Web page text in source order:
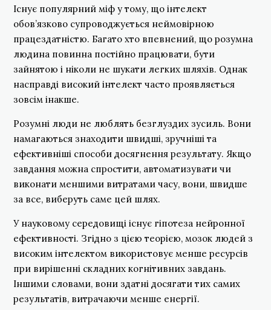
Існує популярний міф у тому, що інтелект
обов’язково супроводжується неймовірною
працездатністю. Багато хто впевнений, що розумна
людина повинна постійно працювати, бути
зайнятою і ніколи не шукати легких шляхів. Однак
насправді високий інтелект часто проявляється
зовсім інакше.
Розумні люди не люблять безглуздих зусиль. Вони
намагаються знаходити швидші, зручніші та
ефективніші способи досягнення результату. Якщо
завдання можна спростити, автоматизувати чи
виконати меншими витратами часу, вони, швидше
за все, виберуть саме цей шлях.
У науковому середовищі існує гіпотеза нейронної
ефективності. Згідно з цією теорією, мозок людей з
високим інтелектом використовує менше ресурсів
при вирішенні складних когнітивних завдань.
Іншими словами, вони здатні досягати тих самих
результатів, витрачаючи менше енергії.